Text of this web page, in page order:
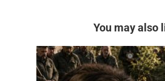
You may also